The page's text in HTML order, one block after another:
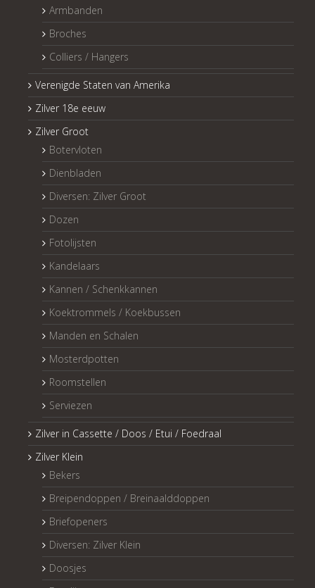
Armbanden
Broches
Colliers / Hangers
Verenigde Staten van Amerika
Zilver 18e eeuw
Zilver Groot
Botervloten
Dienbladen
Diversen: Zilver Groot
Dozen
Fotolijsten
Kandelaars
Kannen / Schenkkannen
Koektrommels / Koekbussen
Manden en Schalen
Mosterdpotten
Roomstellen
Serviezen
Zilver in Cassette / Doos / Etui / Foedraal
Zilver Klein
Bekers
Breipendoppen / Breinaalddoppen
Briefopeners
Diversen: Zilver Klein
Doosjes